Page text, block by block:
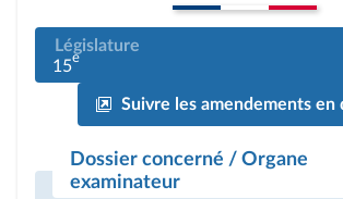
Législature
15e
Suivre les amendements en
Dossier concerné / Organe
examinateur